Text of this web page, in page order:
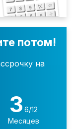
потом!
на
3 6/12
Месяцев